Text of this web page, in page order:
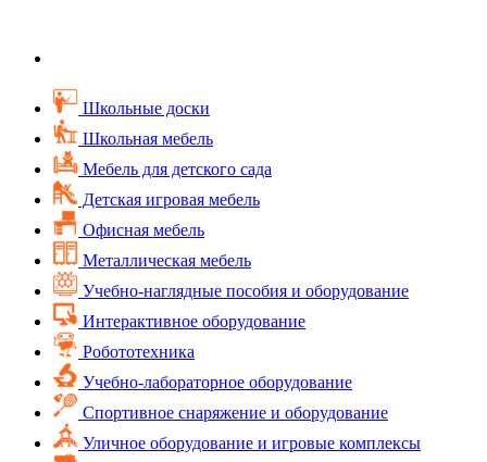
Школьные доски
Школьная мебель
Мебель для детского сада
Детская игровая мебель
Офисная мебель
Металлическая мебель
Учебно-наглядные пособия и оборудование
Интерактивное оборудование
Робототехника
Учебно-лабораторное оборудование
Спортивное снаряжение и оборудование
Уличное оборудование и игровые комплексы